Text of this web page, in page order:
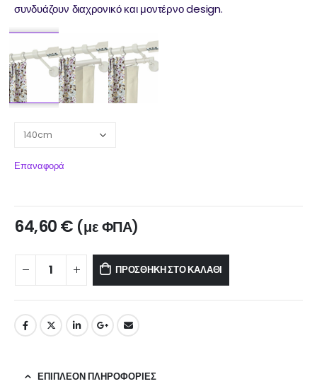
συνδυάζουν διαχρονικό και μοντέρνο design.
Επαναφορά
64,60€ (με ΦΠΑ)
ΠΡΟΣΘΉΚΗ ΣΤΟ ΚΑΛΆΘΙ
ΕΠΙΠΛΈΟΝ ΠΛΗΡΟΦΟΡΊΕΣ